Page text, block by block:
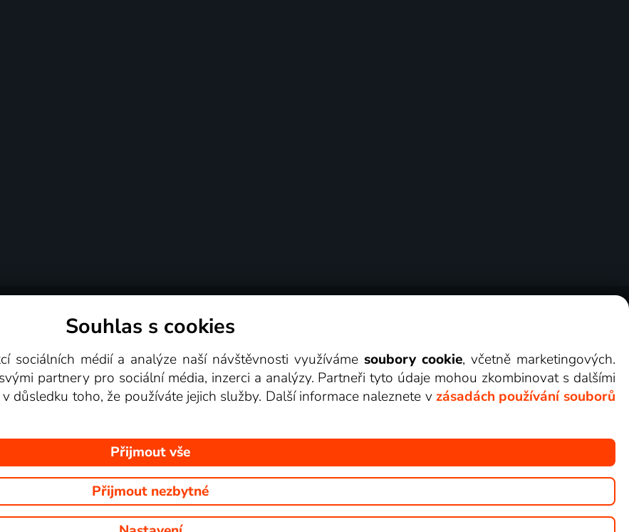
Videotéka
tomto webu jsou zobrazovány obrázky z pořadů TV stanic, které můžete sledovat v Lepší.TV.
Souhlas s cookies
sociálních médií a analýze naší návštěvnosti využívámesoubory cookie, včetně marketingových.
partnery pro sociální média, inzerci a analýzy. Partneři tyto údaje mohou zkombinovat s dalšími
důsledku toho, že používáte jejich služby. Další informace naleznete v zásadách používání souborů
Přijmout vše
Přijmout nezbytné